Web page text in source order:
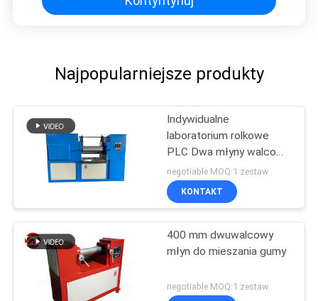
Najpopularniejsze produkty
Indywidualne
laboratorium rolkowe
PLC Dwa młyny walcowe
z urządzeniem ochrony
awaryjnej
negotiable MOQ:1 zestaw
KONTAKT
400 mm dwuwalcowy
młyn do mieszania gumy
negotiable MOQ:1 zestaw